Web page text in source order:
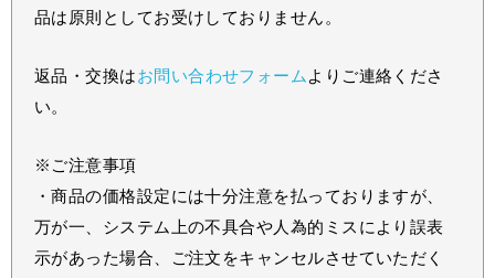
品は原則としてお受けしておりません。
返品・交換はお問い合わせフォーム よりご連絡くださ
い。
※ご注意事項
・商品の価格設定には十分注意を払っておりますが、
万が一、システム上の不具合や人為的ミスにより誤表
示があった場合、ご注文をキャンセルさせていただく